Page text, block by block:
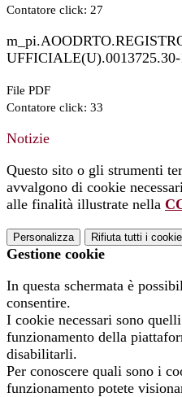
Contatore click: 27
File PDF
Contatore click: 33
Notizie
Questo sito o gli strumenti
avvalgono di cookie
alle finalità illustrate nella
Personalizza Rifiuta tutti i
Gestione cookie
In questa schermata è
consentire.
I cookie necessari sono
funzionamento della
disabilitarli.
Per conoscere quali sono i
funzionamento potete